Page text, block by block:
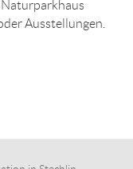
Ausstellungen.